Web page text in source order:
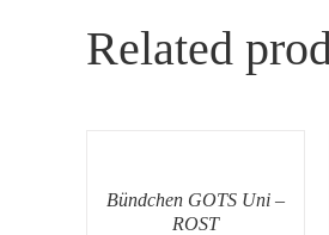
Related
Bündchen GOTS Uni –
ROST